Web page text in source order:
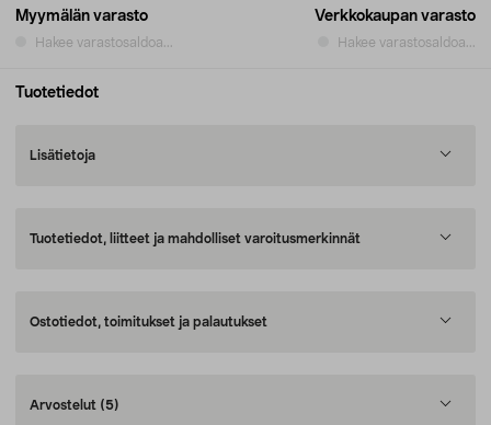
Myymälän varasto
Hakee varastosaldoa...
Verkkokaupan varasto
Hakee varastosaldoa...
Tuotetiedot
Lisätietoja
Tuotetiedot, liitteet ja mahdolliset varoitusmerkinnät
Ostotiedot, toimitukset ja palautukset
Arvostelut (5)